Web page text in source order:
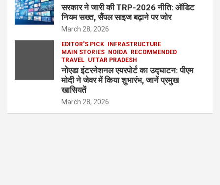
सरकार ने जारी की TRP-2026 नीति: ऑडिट
नियम सख्त, सैंपल साइज बढ़ाने पर जोर
March 28, 2026
EDITOR'S PICK
INFRASTRUCTURE
MAIN STORIES
NOIDA
RECOMMENDED
TRAVEL UTTAR PRADESH
नोएडा इंटरनेशनल एयरपोर्ट का उद्घाटन: पीएम
मोदी ने जेवर में किया शुभारंभ, जानें प्रमुख
खासियतें
March 28, 2026